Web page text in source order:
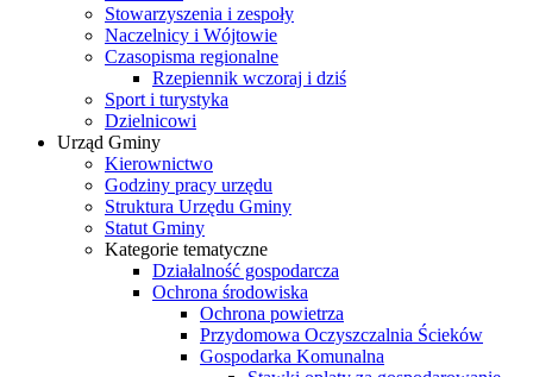
Stowarzyszenia i zespoły
Naczelnicy i Wójtowie
Czasopisma regionalne
Rzepiennik wczoraj i dziś
Sport i turystyka
Dzielnicowi
Urząd Gminy
Kierownictwo
Godziny pracy urzędu
Struktura Urzędu Gminy
Statut Gminy
Kategorie tematyczne
Działalność gospodarcza
Ochrona środowiska
Ochrona powietrza
Przydomowa Oczyszczalnia Ścieków
Gospodarka Komunalna